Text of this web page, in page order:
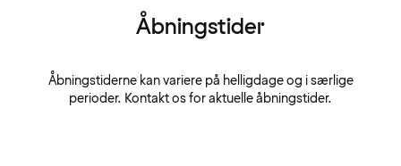
Åbningstider
Åbningstiderne kan variere på helligdage og i særlige
perioder. Kontakt os for aktuelle åbningstider.